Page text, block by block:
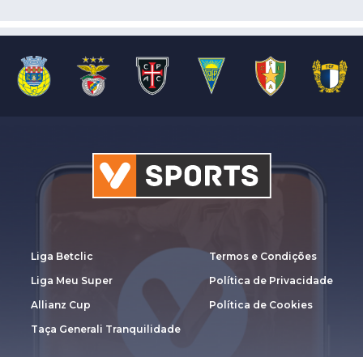
Liga Betclic
Liga Meu Super
Allianz Cup
Taça Generali Tranquilidade
Termos e Condições
Política de Privacidade
Política de Cookies